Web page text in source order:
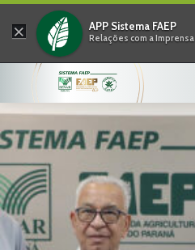
× APP Sistema FAEP
Relações com a Imprensa